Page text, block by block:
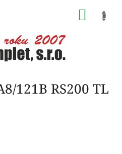
121B RS200 TL